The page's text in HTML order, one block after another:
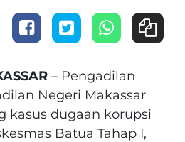
– Pengadilan
Negeri Makassar
kasus dugaan korupsi
Batua Tahap I,